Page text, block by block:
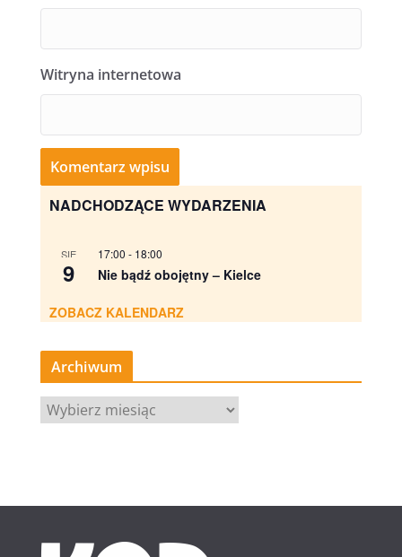
Witryna internetowa
NADCHODZĄCE WYDARZENIA
SIE
9
17:00 - 18:00
Nie bądź obojętny – Kielce
ZOBACZ KALENDARZ
Archiwum
A
u